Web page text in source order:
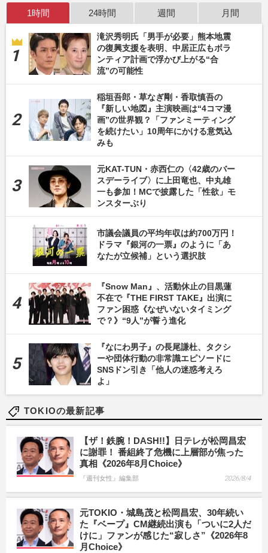
1時間 24時間 週間 月間
滝沢秀明氏「男手が必要」熊本地震
の復興支援を表明、中居正広もボラ
ンティア計画で浮かび上がる“合
流”の可能性
稲垣吾郎・草なぎ剛・香取慎吾の
『新しい地図』主演映画は“4コマ漫
画”の世界観？「ファンミーティング
を続けたい」10周年にかける意気込
みも
元KAT-TUN・赤西仁の〈42歳のバー
スデーライブ〉に上田竜也、中丸雄
一も参加！MCで披露した「性欲」モ
ンスターぶり
市議会議員の平均年収は約700万円！
ドラマ『銀河の一票』のように「あ
なたが立候補」という選択肢
『Snow Man』、活動休止の目黒蓮
不在で『THE FIRST TAKE』出演に
ファン困惑《なぜいないタイミング
で？》“9人”が誓う進化
『なにわ男子』の長尾謙杜、タクシ
ーや団体行動の非常識エピソードに
SNSドン引き「他人の迷惑考えろ
よ」
TOKIOの最新記事
【ザ！鉄腕！DASH!!】日テレが松岡昌宏
に謝罪！ 番組終了危機に上層部が焦った
真相《2026年8月Choice》
『週刊女性』編集部 2026/8/4
元TOKIO・城島茂と松岡昌宏、30年続い
た『ベープ』CM継続出演も「ついに2人だ
けに」ファンが感じた“寂しさ”《2026年8
月Choice》